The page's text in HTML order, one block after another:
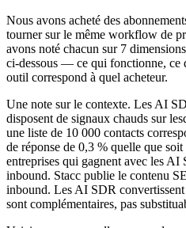
Nous avons acheté des
tourner sur le même workflow de
avons noté chacun sur 7
ci-dessous — ce qui fonctionne, ce
outil correspond à quel acheteur.
Une note sur le contexte. Les AI
disposent de signaux chauds sur
une liste de 10 000 contacts
de réponse de 0,3 % quelle que
entreprises qui gagnent avec les AI
inbound. Stacc publie le contenu
inbound. Les AI SDR
sont complémentaires, pas